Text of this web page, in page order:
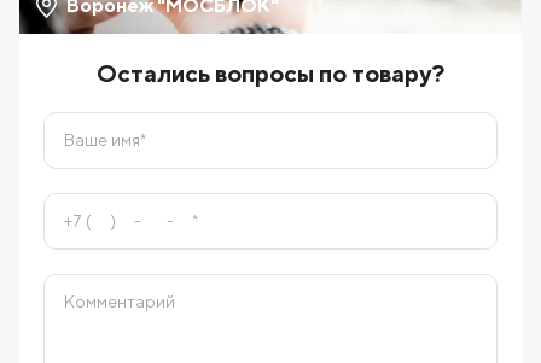
Воронеж "МОСБЛОК"
Остались вопросы по товару?